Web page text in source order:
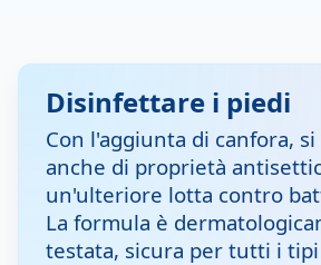
Disinfettare i piedi
Con l'aggiunta di canfora,
anche di proprietà
un'ulteriore lotta contro
La formula è
testata, sicura per tutti i